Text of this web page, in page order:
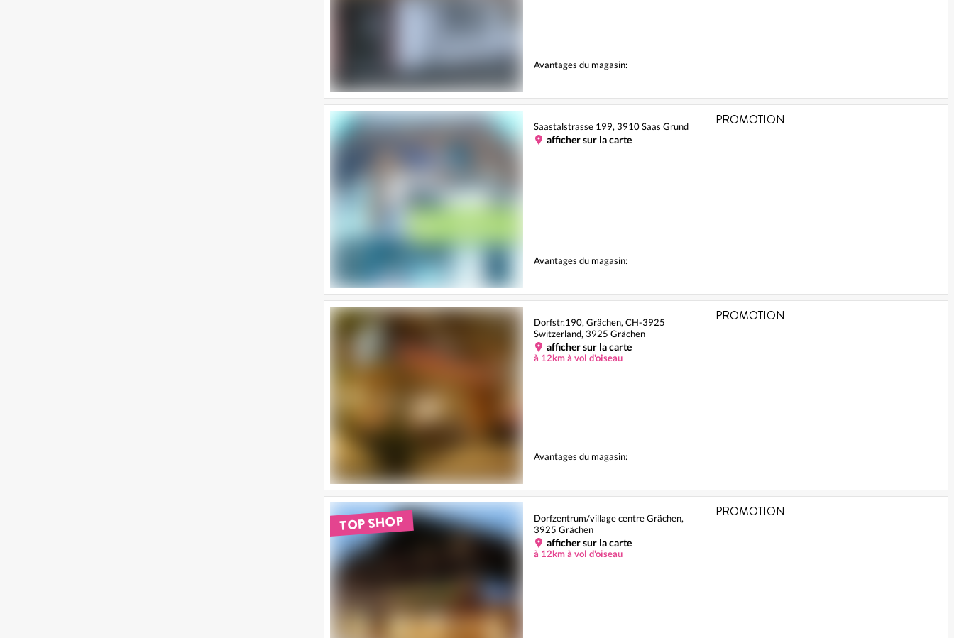
Avantages du magasin:
Saastalstrasse 199, 3910 Saas Grund
afficher sur la carte
Avantages du magasin:
PROMOTION
Dorfstr.190, Grächen, CH-3925
Switzerland, 3925 Grächen
afficher sur la carte
à 12km à vol d'oiseau
Avantages du magasin:
PROMOTION
TOP SHOP
Dorfzentrum/village centre Grächen,
3925 Grächen
afficher sur la carte
à 12km à vol d'oiseau
PROMOTION